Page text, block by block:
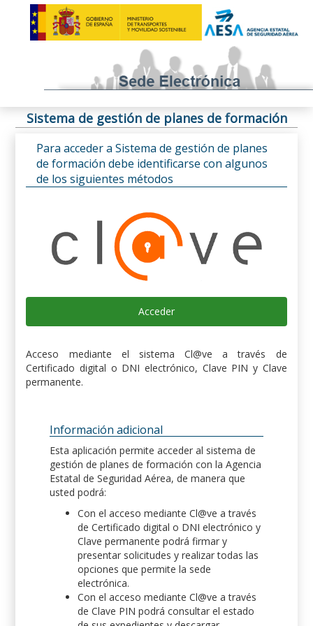
Sistema de gestión de planes de formación
Para acceder a Sistema de gestión de planes
de formación debe identificarse con algunos
de los siguientes métodos
Acceder
Acceso mediante el sistema Cl@ve a través de
Certificado digital o DNI electrónico, Clave PIN y Clave
permanente.
Información adicional
Esta aplicación permite acceder al sistema de
gestión de planes de formación con la Agencia
Estatal de Seguridad Aérea, de manera que
usted podrá:
Con el acceso mediante Cl@ve a través
de Certificado digital o DNI electrónico y
Clave permanente podrá firmar y
presentar solicitudes y realizar todas las
opciones que permite la sede
electrónica.
Con el acceso mediante Cl@ve a través
de Clave PIN podrá consultar el estado